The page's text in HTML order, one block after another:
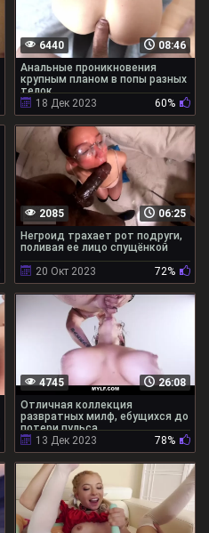
08:46
6440
Анальные проникновения
крупным планом в попы разных
телок
18 Дек 2023
60%
06:25
2085
Негроид трахает рот подруги,
поливая ее лицо спущёнкой
20 Окт 2023
72%
26:08
4745
Отличная коллекция
развратных милф, ебущихся до
потери пульса
13 Дек 2023
78%